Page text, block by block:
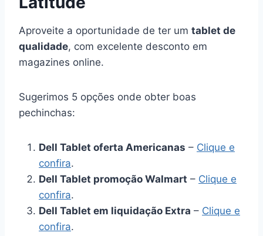
Aproveite a oportunidade de ter um tablet de
qualidade, com excelente desconto em
magazines online.
Sugerimos 5 opções onde obter boas
pechinchas:
Dell Tablet oferta Americanas – Clique e
confira.
Dell Tablet promoção Walmart – Clique e
confira.
Dell Tablet em liquidação Extra – Clique e
confira.